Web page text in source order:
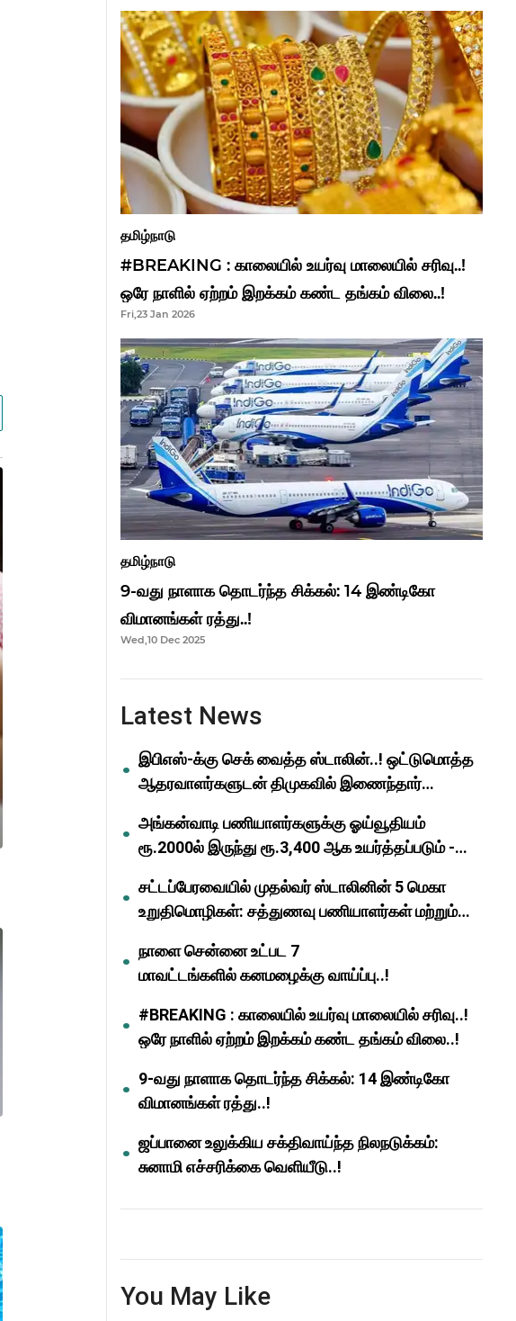
தமிழ்நாடு
#BREAKING : காலையில் உயர்வு மாலையில் சரிவு..!
ஒரே நாளில் ஏற்றம் இறக்கம் கண்ட தங்கம் விலை..!
Fri,23 Jan 2026
தமிழ்நாடு
9-வது நாளாக தொடர்ந்த சிக்கல்: 14 இண்டிகோ
விமானங்கள் ரத்து..!
Wed,10 Dec 2025
Latest News
இபிஎஸ்-க்கு செக் வைத்த ஸ்டாலின்..! ஒட்டுமொத்த
ஆதரவாளர்களுடன் திமுகவில் இணைந்தார்
அங்கன்வாடி பணியாளர்களுக்கு ஓய்வூதியம்
ரூ.2000ல் இருந்து ரூ.3,400 ஆக உயர்த்தப்படும் -
சட்டப்பேரவையில் முதல்வர் ஸ்டாலினின் 5 மெகா
உறுதிமொழிகள்: சத்துணவு பணியாளர்கள் மற்றும்
நாளை சென்னை உட்பட 7
மாவட்டங்களில் கனமழைக்கு வாய்ப்பு..!
#BREAKING : காலையில் உயர்வு மாலையில் சரிவு..!
ஒரே நாளில் ஏற்றம் இறக்கம் கண்ட தங்கம் விலை..!
9-வது நாளாக தொடர்ந்த சிக்கல்: 14 இண்டிகோ
விமானங்கள் ரத்து..!
ஜப்பானை உலுக்கிய சக்திவாய்ந்த நிலநடுக்கம்:
சுனாமி எச்சரிக்கை வெளியீடு..!
You May Like